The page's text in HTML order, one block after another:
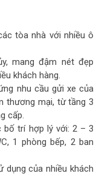
tòa nhà với nhiều ô
mang đậm nét đẹp
khách hàng.
nhu cầu gửi xe của
thương mại, từ tầng 3
cấp.
trí hợp lý với: 2 – 3
1 phòng bếp, 2 ban
của nhiều khách